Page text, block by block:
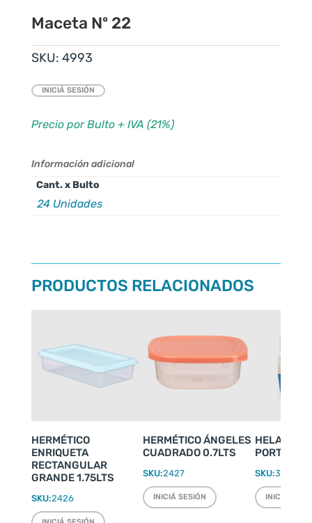
Maceta Nº 22
SKU: 4993
INICIÁ SESIÓN
Precio por Bulto + IVA (21%)
Información adicional
Cant. x Bulto
24 Unidades
PRODUCTOS RELACIONADOS
HERMÉTICO
ENRIQUETA
RECTANGULAR
GRANDE 1.75LTS
SKU:2426
HERMÉTICO ÁNGELES
CUADRADO 0.7LTS
SKU:2427
INICIÁ SESIÓN
PORTÁTIL
SKU:3500
INICIÁ